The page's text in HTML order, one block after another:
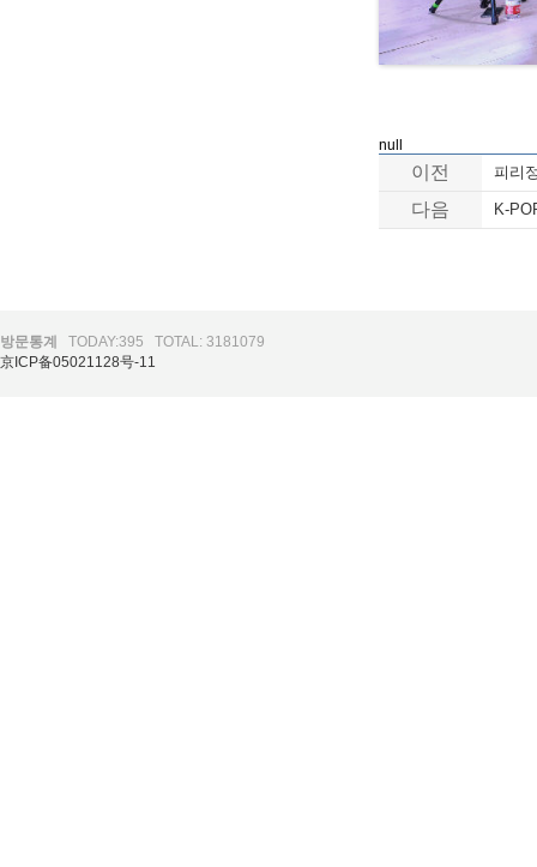
null
이전 피리
다음 K-
방문통계 TODAY:395
TOTAL: 3181079
京ICP备05021128号-11